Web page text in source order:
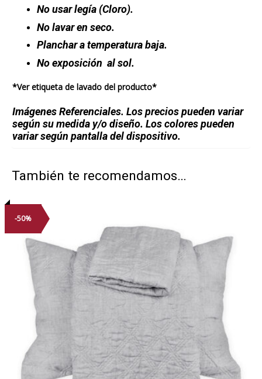
No usar legía (Cloro).
No lavar en seco.
Planchar a temperatura baja.
No exposición al sol.
*Ver etiqueta de lavado del producto*
Imágenes Referenciales. Los precios pueden variar
según su medida y/o diseño. Los colores pueden
variar según pantalla del dispositivo.
También te recomendamos…
-50%